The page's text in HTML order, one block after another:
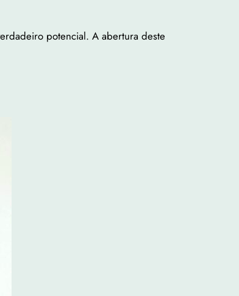
potencial. A abertura deste